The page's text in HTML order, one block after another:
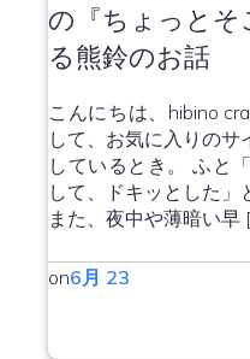
の『ちょっとそ
る熊鈴のお話
こんにちは、hibino
して、お気に入りのサ
しているとき。 ふと
して、ドキッとした」
また、夜中や薄暗い早
on6月 23